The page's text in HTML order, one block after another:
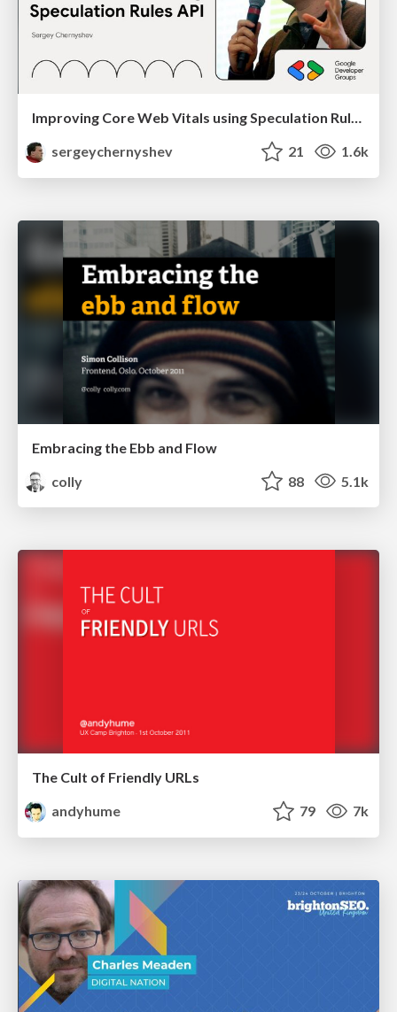
Improving Core Web Vitals using Speculation Rules API
sergeychernyshev
21 1.6k
Embracing the Ebb and Flow
colly
88 5.1k
The Cult of Friendly URLs
andyhume
79 7k